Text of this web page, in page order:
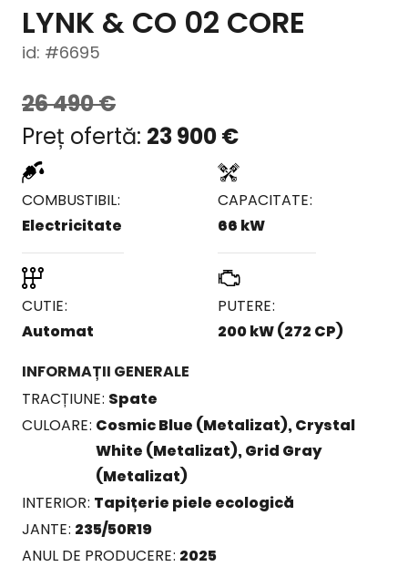
LYNK & CO 02 CORE
id: #6695
COMBUSTIBIL
Electricitate
CAPACITATE
66 kW
CUTIE
Automat
PUTERE
200 kW (272 CP)
26 490€
23 900€
INFORMAȚII GENERALE
TRACȚIUNE Spate
CULOARE Cosmic Blue (Metalizat), Crystal
White (Metalizat), Grid Gray
(Metalizat)
INTERIOR Tapițerie piele ecologică
JANTE 235/50R19
ANUL DE PRODUCERE 2025